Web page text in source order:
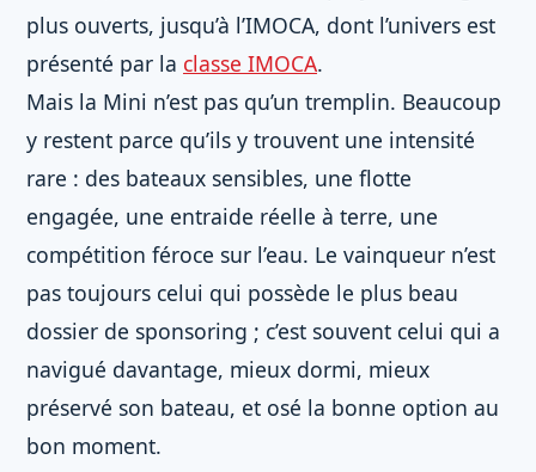
plus ouverts, jusqu’à l’IMOCA, dont l’univers est
présenté par la classe IMOCA.
Mais la Mini n’est pas qu’un tremplin. Beaucoup
y restent parce qu’ils y trouvent une intensité
rare : des bateaux sensibles, une flotte
engagée, une entraide réelle à terre, une
compétition féroce sur l’eau. Le vainqueur n’est
pas toujours celui qui possède le plus beau
dossier de sponsoring ; c’est souvent celui qui a
navigué davantage, mieux dormi, mieux
préservé son bateau, et osé la bonne option au
bon moment.